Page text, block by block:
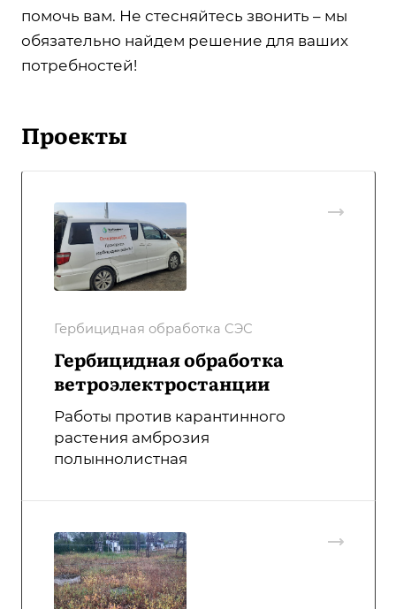
помочь вам. Не стесняйтесь звонить – мы
обязательно найдем решение для ваших
потребностей!
Проекты
Гербицидная обработка CЭС
Гербицидная обработка
ветроэлектростанции
Работы против карантинного
растения амброзия
полыннолистная